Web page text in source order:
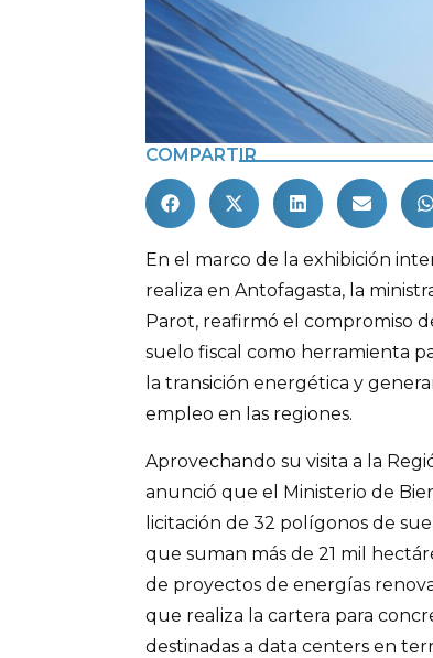
COMPARTIR
En el marco de la exhibición
realiza en Antofagasta, la
Parot, reafirmó el compromiso
suelo fiscal como herramienta
la transición energética y
empleo en las regiones.
Aprovechando su visita a la
anunció que el Ministerio de
licitación de 32 polígonos de
que suman más de 21 mil
de proyectos de energías
que realiza la cartera para
destinadas a data centers en